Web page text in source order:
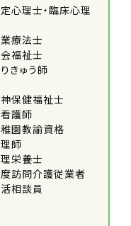
心理士・臨床心理
療法士
福祉士
きゅう師
保健福祉士
護師
園教諭資格
師
栄養士
訪問介護従業者
相談員